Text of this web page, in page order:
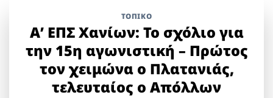
ΤΟΠΙΚΌ
Α’ ΕΠΣ Χανίων: Το σχόλιο για
την 15η αγωνιστική – Πρώτος
τον χειμώνα ο Πλατανιάς,
τελευταίος ο Απόλλων